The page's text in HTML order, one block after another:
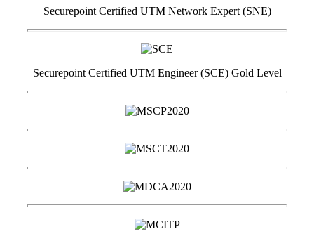
Securepoint Certified UTM Network Expert (SNE)
Securepoint Certified UTM Engineer (SCE) Gold Level